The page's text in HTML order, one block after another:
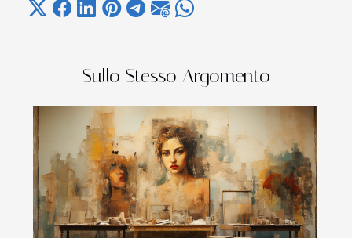
Sullo Stesso Argomento